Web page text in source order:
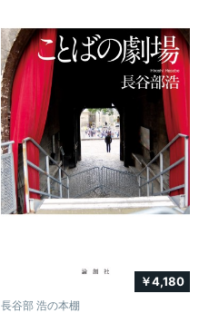
￥4,180
長谷部 浩の本棚